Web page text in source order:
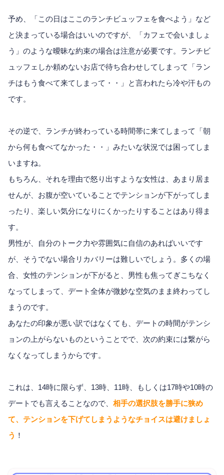
予め、「この日はここのランチビュッフェを食べよう」など
と決まっている場合はいいのですが、「カフェで会いましょ
う」のような曖昧な約束の場合は注意が必要です。ランチビ
ュッフェしか頼めないお店で待ち合わせしてしまって「ラン
チはもう食べて来てしまって・・」と言われたら冷や汗もの
です。
その逆で、ランチが終わっている時間帯に来てしまって「朝
から何も食べてなかった・・」みたいな状況では困ってしま
いますね。
もちろん、それを理由で怒り出すような女性は、あまり居ま
せんが、お腹が空いていることでテンションが下がってしま
ったり、楽しい気分になりにくかったりすることはあり得ま
す。
男性が、自分のトーク力や雰囲気に自信のあればいいです
が、そうでない場合リカバリーは難しいでしょう。多くの場
合、女性のテンションが下がると、男性も焦ってぎこちなく
なってしまって、デート全体が微妙な空気のまま終わってし
まうのです。
あなたの印象が悪い訳ではなくても、デートの時間がテンシ
ョンの上がらないものということでで、次の約束には繋がら
なくなってしまうからです。
これは、14時に限らず、13時、11時、もしくは17時や10時の
デートでも言えることなので、 相手の選択肢を勝手に狭め
て、テンションを下げてしまうようなチョイスは避けましょ
う ！